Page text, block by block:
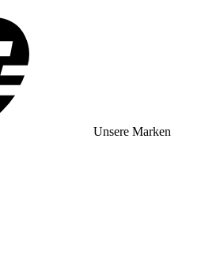
Unsere Marken